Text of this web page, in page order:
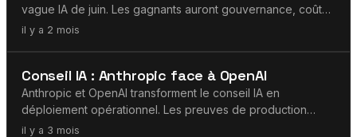
vague IA de juin. Les gagnants auront gouvernance, coûts,
fallbacks et évaluations.
il y a 2 mois
Claude
Conseil IA : Anthropic face à OpenAI
Anthropic et OpenAI transforment le conseil IA en
déploiement opérationnel. Les preuves de production
compteront plus que les logos.
il y a 3 mois